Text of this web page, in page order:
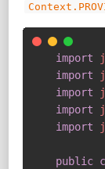
import
import
import
import
import
public